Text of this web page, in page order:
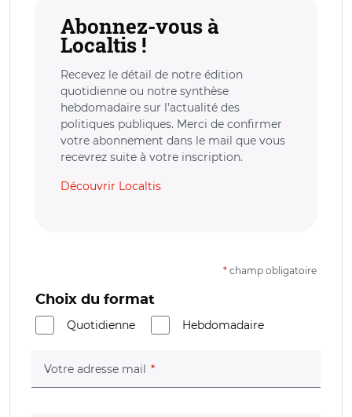
Abonnez-vous à
Localtis !
Recevez le détail de notre édition
quotidienne ou notre synthèse
hebdomadaire sur l’actualité des
politiques publiques. Merci de confirmer
votre abonnement dans le mail que vous
recevrez suite à votre inscription.
Découvrir Localtis
* champ obligatoire
Choix du format
Quotidienne
Hebdomadaire
Votre adresse mail (champ obligatoire)